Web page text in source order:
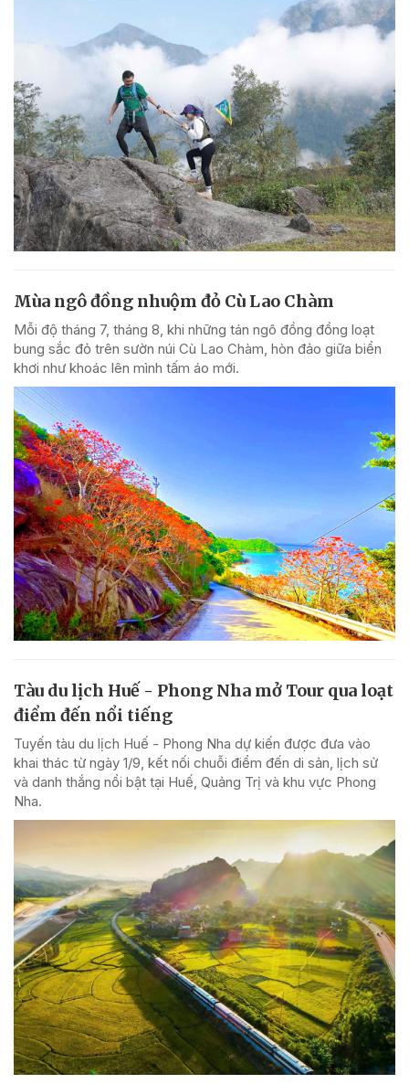
Mùa ngô đồng nhuộm đỏ Cù Lao Chàm
Mỗi độ tháng 7, tháng 8, khi những tán ngô đồng đồng loạt
bung sắc đỏ trên sườn núi Cù Lao Chàm, hòn đảo giữa biển
khơi như khoác lên mình tấm áo mới.
Tàu du lịch Huế - Phong Nha mở Tour qua loạt
điểm đến nổi tiếng
Tuyến tàu du lịch Huế - Phong Nha dự kiến được đưa vào
khai thác từ ngày 1/9, kết nối chuỗi điểm đến di sản, lịch sử
và danh thắng nổi bật tại Huế, Quảng Trị và khu vực Phong
Nha.